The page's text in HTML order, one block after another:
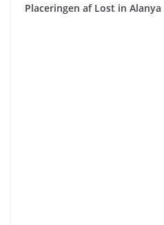
Placeringen af Lost in Alanya